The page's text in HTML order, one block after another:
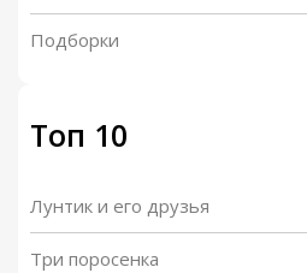
Подборки
Топ 10
Лунтик и его друзья
Три поросенка